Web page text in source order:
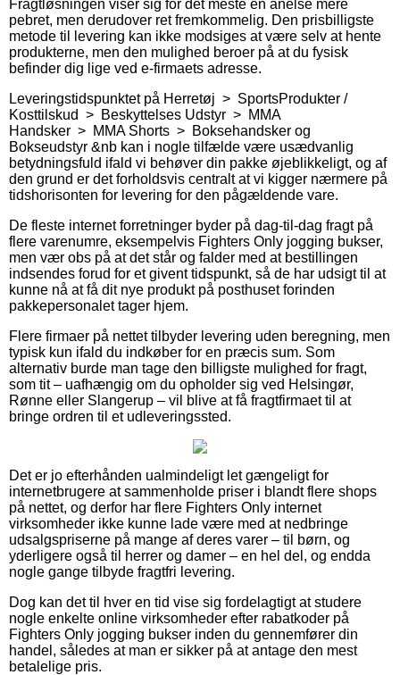
Fragtløsningen viser sig for det meste en anelse mere
pebret, men derudover ret fremkommelig. Den prisbilligste
metode til levering kan ikke modsiges at være selv at hente
produkterne, men den mulighed beroer på at du fysisk
befinder dig lige ved e-firmaets adresse.
Leveringstidspunktet på Herretøj > SportsProdukter /
Kosttilskud > Beskyttelses Udstyr > MMA
Handsker > MMA Shorts > Boksehandsker og
Bokseudstyr &nb kan i nogle tilfælde være usædvanlig
betydningsfuld ifald vi behøver din pakke øjeblikkeligt, og af
den grund er det forholdsvis centralt at vi kigger nærmere på
tidshorisonten for levering for den pågældende vare.
De fleste internet forretninger byder på dag-til-dag fragt på
flere varenumre, eksempelvis Fighters Only jogging bukser,
men vær obs på at det står og falder med at bestillingen
indsendes forud for et givent tidspunkt, så de har udsigt til at
kunne nå at få dit nye produkt på posthuset forinden
pakkepersonalet tager hjem.
Flere firmaer på nettet tilbyder levering uden beregning, men
typisk kun ifald du indkøber for en præcis sum. Som
alternativ burde man tage den billigste mulighed for fragt,
som tit – uafhængig om du opholder sig ved Helsingør,
Rønne eller Slangerup – vil blive at få fragtfirmaet til at
bringe ordren til et udleveringssted.
Det er jo efterhånden ualmindeligt let gængeligt for
internetbrugere at sammenholde priser i blandt flere shops
på nettet, og derfor har flere Fighters Only internet
virksomheder ikke kunne lade være med at nedbringe
udsalgspriserne på mange af deres varer – til børn, og
yderligere også til herrer og damer – en hel del, og endda
nogle gange tilbyde fragtfri levering.
Dog kan det til hver en tid vise sig fordelagtigt at studere
nogle enkelte online virksomheder efter rabatkoder på
Fighters Only jogging bukser inden du gennemfører din
handel, således at man er sikker på at antage den mest
betalelige pris.